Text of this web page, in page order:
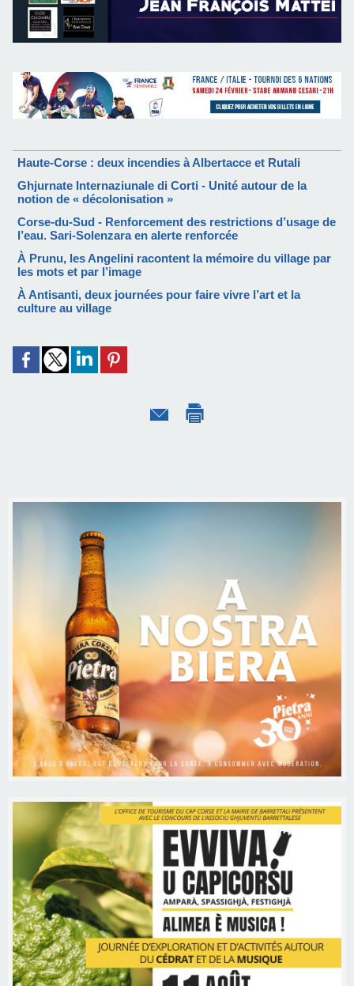
Haute-Corse : deux incendies à Albertacce et Rutali
Ghjurnate Internaziunale di Corti - Unité autour de la
notion de « décolonisation »
Corse-du-Sud - Renforcement des restrictions d’usage de
l’eau. Sari-Solenzara en alerte renforcée
À Prunu, les Angelini racontent la mémoire du village par
les mots et par l’image
À Antisanti, deux journées pour faire vivre l’art et la
culture au village